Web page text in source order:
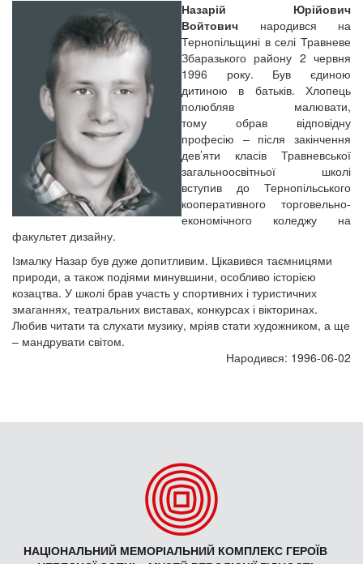
Назарій Юрійович
Войтович народився на
Тернопільщині в селі Травневе
Збаразького району 2 червня
1996 року. Був єдиною
дитиною в батьків. Хлопець
полюбляв малювати,
тому обрав відповідну
професію – після закінчення
дев’яти класів Травневської
загальноосвітньої школі
вступив до Тернопільського
кооперативного торговельно-
економічного коледжу на
факультет дизайну.
Ізмалку Назар був дуже допитливим. Цікавився таємницями
природи, а також подіями минувшини, особливо історією
козацтва. У школі брав участь у спортивних і туристичних
змаганнях, театральних виставах, конкурсах і вікторинах.
Любив читати та слухати музику, мріяв стати художником, а ще
– мандрувати світом.
Народився: 1996-06-02
НАЦІОНАЛЬНИЙ МЕМОРІАЛЬНИЙ КОМПЛЕКС ГЕРОЇВ